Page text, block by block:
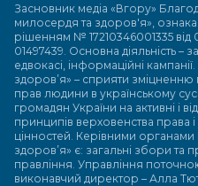
Засновник медіа «Вгору»
милосердя та здоров'я»,
рішенням № 17210346001335
01497439. Основна діяльність –
едвокасі, інформаційні
здоров’я» – сприяти зміцненню
прав людини в українському
громадян України на активні і
принципів верховенства права
цінностей. Керівними
здоров’я» є: загальні збори та
правління. Управління
виконавчий директор – Алла